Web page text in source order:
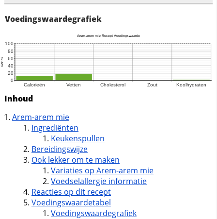
Voedingswaardegrafiek
Inhoud
Arem-arem mie
Ingrediënten
Keukenspullen
Bereidingswijze
Ook lekker om te maken
Variaties op Arem-arem mie
Voedselallergie informatie
Reacties op dit recept
Voedingswaardetabel
Voedingswaardegrafiek